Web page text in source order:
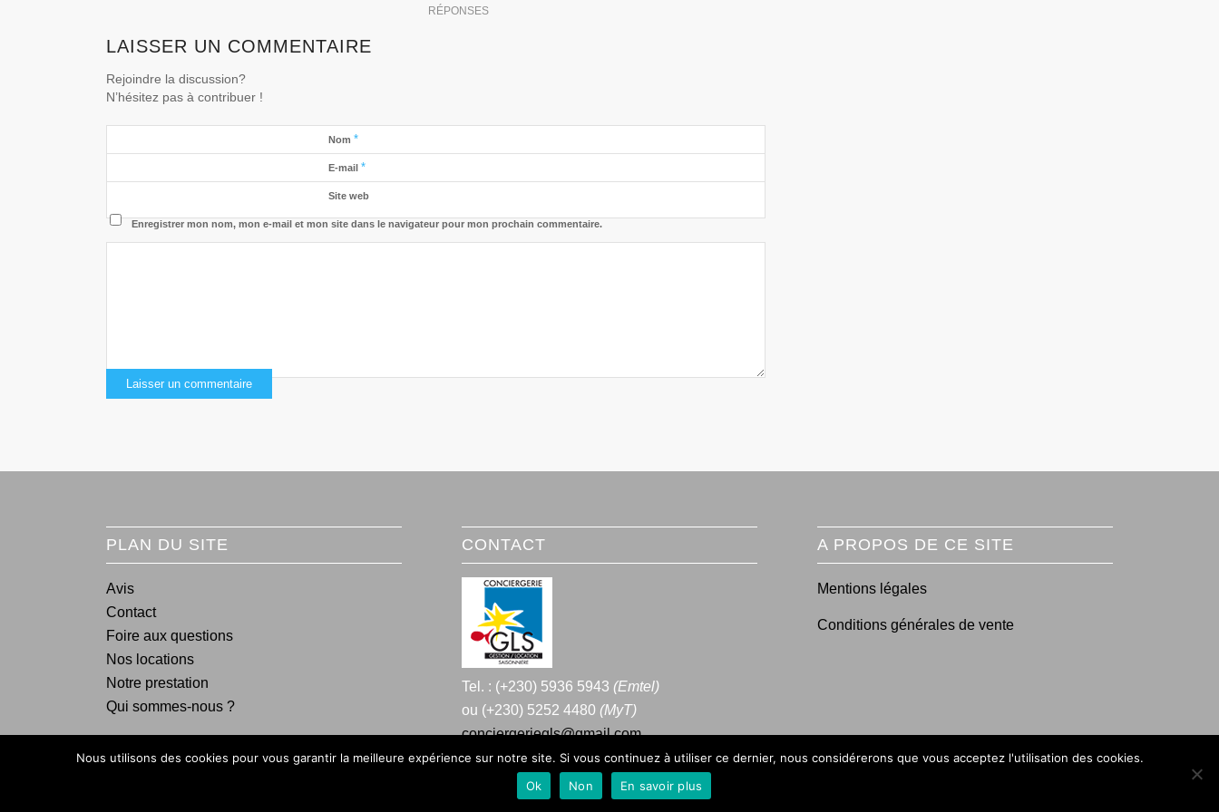
RÉPONSES
LAISSER UN COMMENTAIRE
Rejoindre la discussion?
N’hésitez pas à contribuer !
Nom*
E-mail*
Site web
Enregistrer mon nom, mon e-mail et mon site dans le navigateur pour mon prochain commentaire.
PLAN DU SITE
Avis
Contact
Foire aux questions
Nos locations
Notre prestation
Qui sommes-nous ?
CONTACT
Tel. : (+230) 5936 5943 (Emtel)
ou (+230) 5252 4480 (MyT)
conciergeriegls@gmail.com
A PROPOS DE CE SITE
Mentions légales
Conditions générales de vente
Nous utilisons des cookies pour vous garantir la meilleure expérience sur notre site. Si vous continuez à utiliser ce dernier, nous considérerons que vous acceptez l'utilisation des cookies.
Ok
Non En savoir plus